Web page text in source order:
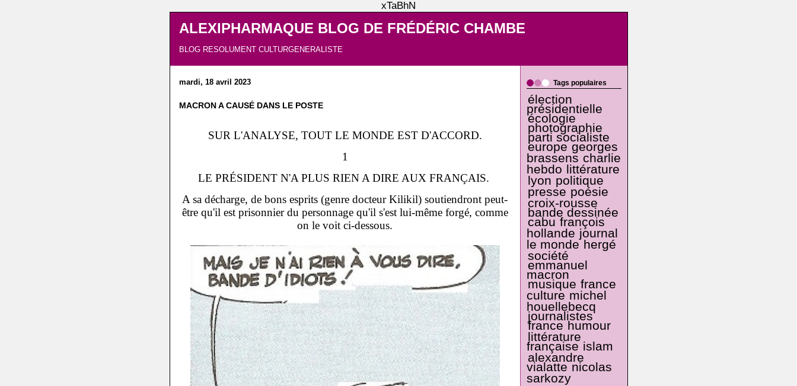
xTaBhN
ALEXIPHARMAQUE BLOG DE FRÉDÉRIC CHAMBE
BLOG RESOLUMENT CULTURGENERALISTE
Tags populaires
élection
présidentielle
écologie
photographie
parti socialiste
europe georges
brassens charlie
hebdo littérature
lyon politique
presse poésie
croix-rousse
bande dessinée
cabu françois
hollande journal
le monde hergé
société
emmanuel
macron
musique france
culture michel
houellebecq
journalistes
france humour
littérature
française islam
alexandre
vialatte nicolas
sarkozy
mardi, 18 avril 2023
MACRON A CAUSÉ DANS LE POSTE
SUR L'ANALYSE, TOUT LE MONDE EST D'ACCORD.
1
LE PRÉSIDENT N'A PLUS RIEN A DIRE AUX FRANÇAIS.
A sa décharge, de bons esprits (genre docteur Kilikil) soutiendront peut-
être qu'il est prisonnier du personnage qu'il s'est lui-même forgé, comme
on le voit ci-dessous.